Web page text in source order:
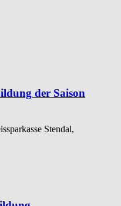
der Saison
Stendal,